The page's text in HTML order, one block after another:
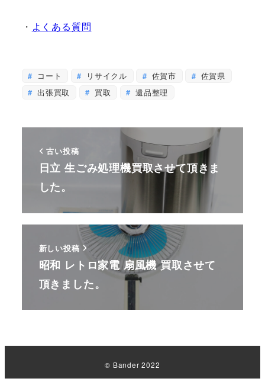
・ よくある質問
コート リサイクル 佐賀市
佐賀県
出張買取
買取 遺品整理
古い投稿
日立 生ごみ処理機買取させて頂きま
した。
新しい投稿
昭和 レトロ家電 扇風機 買取させて
頂きました。
© Bander 2022